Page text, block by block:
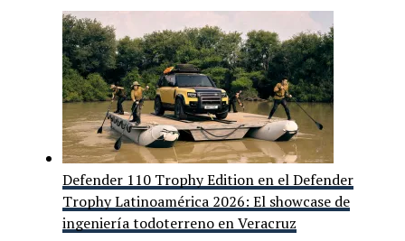
Defender 110 Trophy Edition en el Defender
Trophy Latinoamérica 2026: El showcase de
ingeniería todoterreno en Veracruz